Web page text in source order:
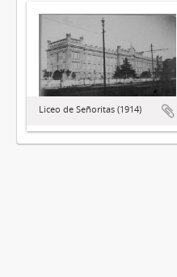
Liceo de Señoritas (1914)